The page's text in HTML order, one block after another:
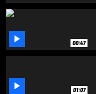
 00:47
 01:07